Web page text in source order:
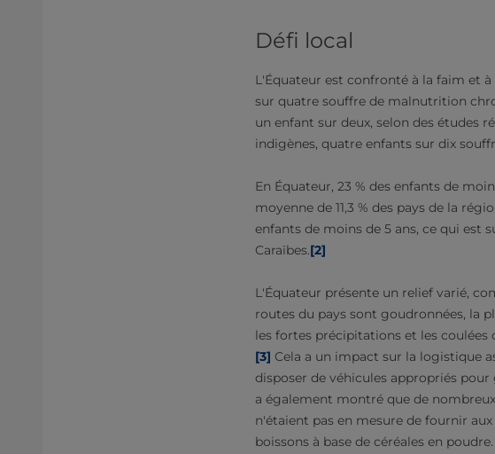
Défi local
L'Équateur est confronté à la faim et
sur quatre souffre de malnutrition
un enfant sur deux, selon des études
indigènes, quatre enfants sur dix
En Équateur, 23 % des enfants de
moyenne de 11,3 % des pays de la
enfants de moins de 5 ans, ce qui est
Caraïbes.[2]
L'Équateur présente un relief varié,
routes du pays sont goudronnées, la
les fortes précipitations et les
[3] Cela a un impact sur la logistique
disposer de véhicules appropriés
a également montré que de
n'étaient pas en mesure de fournir
boissons à base de céréales en